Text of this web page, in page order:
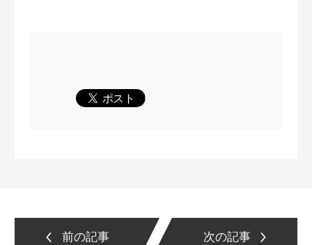
前の記事 次の記事